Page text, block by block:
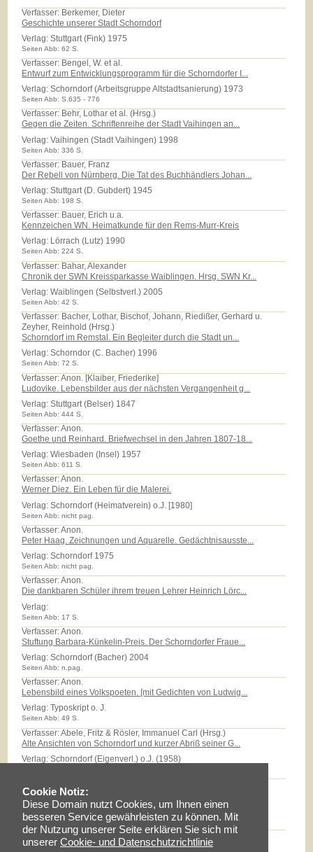
Cookie Notiz:
Diese Domain nutzt Cookies, um Ihnen einen
besseren Service gewährleisten zu können. Mit
der Nutzung unserer Seite erklären Sie sich mit
unserer Cookie- und Datenschutzrichtlinie
Verfasser: Berkemer, Dieter
Geschichte unserer Stadt Schorndorf
Verlag:Stuttgart (Fink) 1975
Seiten Abb: 62 S.
Verfasser: Bengel, W. et al.
Entwurf zum Entwicklungsprogramm für die Schorndorfer I...
Verlag:Schorndorf (Arbeitsgruppe Altstadtsanierung) 1973
Seiten Abb: S.635 - 776
Verfasser: Behr, Lothar et al. (Hrsg.)
Gegen die Zeiten. Schriftenreihe der Stadt Vaihingen an...
Verlag:Vaihingen (Stadt Vaihingen) 1998
Seiten Abb: 336 S.
Verfasser: Bauer, Franz
Der Rebell von Nürnberg. Die Tat des Buchhändlers Johan...
Verlag:Stuttgart (D. Gubdert) 1945
Seiten Abb: 198 S.
Verfasser: Bauer, Erich u.a.
Kennzeichen WN. Heimatkunde für den Rems-Murr-Kreis
Verlag: Lörrach (Lutz) 1990
Seiten Abb: 224 S.
Verfasser: Bahar, Alexander
Chronik der SWN Kreissparkasse Waiblingen. Hrsg. SWN Kr...
Verlag:Waiblingen (Selbstverl.) 2005
Seiten Abb: 42 S.
Verfasser: Bacher, Lothar, Bischof, Johann, Riedißer, Gerhard u.
Zeyher, Reinhold (Hrsg.)
Schorndorf im Remstal. Ein Begleiter durch die Stadt un...
Verlag:Schorndor (C. Bacher) 1996
Seiten Abb: 72 S.
Verfasser: Anon. [Klaiber, Friederike]
Ludovike. Lebensbilder aus der nächsten Vergangenheit g...
Verlag:Stuttgart (Belser) 1847
Seiten Abb: 444 S.
Verfasser: Anon.
Goethe und Reinhard. Briefwechsel in den Jahren 1807-18...
Verlag:Wiesbaden (Insel) 1957
Seiten Abb: 611 S.
Verfasser: Anon.
Werner Diez. Ein Leben für die Malerei.
Verlag:Schorndorf (Heimatverein) o.J. [1980]
Seiten Abb: nicht pag.
Verfasser: Anon.
Peter Haag. Zeichnungen und Aquarelle. Gedächtnisausste...
Verlag:Schorndorf 1975
Seiten Abb: nicht pag.
Verfasser: Anon.
Die dankbaren Schüler ihrem treuen Lehrer Heinrich Lörc...
Verlag:
Seiten Abb: 17 S.
Verfasser: Anon.
Stuftung Barbara-Künkelin-Preis. Der Schorndorfer Fraue...
Verlag:Schorndorf (Bacher) 2004
Seiten Abb: n.pag.
Verfasser: Anon.
Lebensbild eines Volkspoeten. [mit Gedichten von Ludwig...
Verlag:Typoskript o. J.
Seiten Abb: 49 S.
Verfasser: Abele, Fritz & Rösler, Immanuel Carl (Hrsg.)
Alte Ansichten von Schorndorf und kurzer Abriß seiner G...
Verlag:Schorndorf (Eigenverl.) o.J. (1958)
Das Röhm-Areal: Eine Zeitreise in das Quartier der 'Sti...
Verlag: Typoskript 2006
Seiten Abb: 27 S.
Verfasser: Abele, Eberhard
Karl Friedrich Reinhard 1761 - 1837. Vom "Wunsch, frei ...